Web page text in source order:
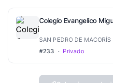
Colegio Evangelico
SAN PEDRO DE MACORÍS
#233
· Privado